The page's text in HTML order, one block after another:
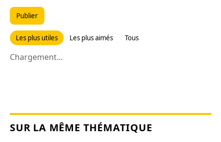
Publier
Les plus utiles Les plus aimés Tous
Chargement...
SUR LA MÊME THÉMATIQUE